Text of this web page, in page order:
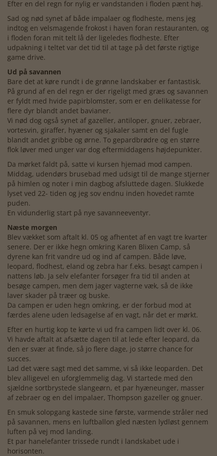
Efter en del regn for nylig er vandstanden i floden pænt høj.
Sad og nød synet af både impalaer og flodheste, mens jeg
indtog en velsmagende frokost i haven foran restauranten, og
i floden foran mit telt lå der ligeledes flodheste. Efter
udpakning i teltet var det tid til at tage på det første rigtige
game drive.
Ud på savannen
Bare det at køre rundt i de grønne landskaber er fantastisk.
På grund af en del regn er der rigeligt med græs og savannen
er fyldt med hvide papirblomster, som er en delikatesse for
flere dyr blandt andet bavianer.
Vi nød dog også synet af gazeller, antiloper, gnuer, zebraer,
vortesvin, giraffer, hyæner og sjakaler samt en del fugle
blandt andet gribbe og ørne. To gepardbrødre og en større
flok løver med unger var dog eftermiddagens højdepunkter.
Da mørket faldt på, satte vi kursen hjemad mod campen.
Middag, udendørs brusebad med udsigt til de mange stjerner
på himlen og noter i min dagbog afsluttede dagen. Slukkede
lyset ved 22- tiden og jeg sov endnu inden hovedet ramte
puden.
En vidunderlig start på nye savanneeventyr.
Næste morgen
Blev vækket som aftalt kl. 05 og afhentet af en vagt tre kvarter
senere. Der er ikke hegn omkring Karen Blixen Camp, så
dyrene kan frit vandre ud og ind af campen. Både løve,
leopard, flodhest, eland og zebra har f.eks. besøgt campen i
nattens løb. Ja selv elefanter forsøger fra tid til anden at
besøge campen, men dem jager vagterne væk, så de ikke
laver skader på træer og buske.
Da campen er uden hegn omkring, er der forbud mod at
færdes alene uden ledsagelse af en vagt, når det er mørkt.
Efter en hurtig kop te kørte vi ud fra campen lidt over kl. 06.
Vi havde aftalt at afsætte dagen til at lede efter leopard, da
den er svær at finde, så jo flere dage, jo større chance for
succes.
Lad det være sagt med det samme, vi så ikke leoparden. Det
blev alligevel en uforglemmelig dag. Vi startede med den
sjældne sortbrystede slangeørn, et par hyæneunger, masser
af zebraer og en del impalaer, Thompson gazeller og gnuer.
En smuk solopgang kastede sine første, varmende stråler ned
på savannen, mens en luftballon gled næsten lydløst gennem
luften på vej mod landing.
Et par hanelefanter trissede rundt i landskabet ude i
horisonten.